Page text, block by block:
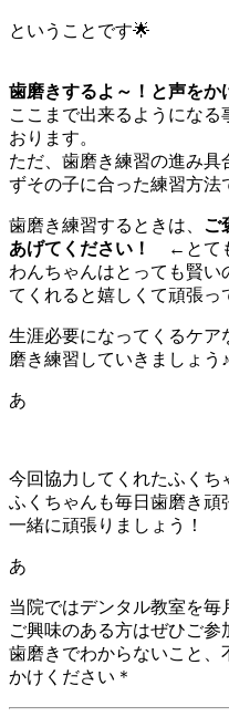
ということです🌟
歯磨きするよ～！と声をか
ここまで出来るようにな
おります。
ただ、歯磨き練習の進み具
ずその子に合った練習方法
歯磨き練習するときは、 ご
あげてください！
←とて
わんちゃんはとっても賢い
てくれると嬉しくて頑張っ
生涯必要になってくるケ
磨き練習していきましょう♪
あ
今回協力してくれたふくち
ふくちゃんも毎日歯磨き頑
一緒に頑張りましょう！
あ
当院ではデンタル教室を毎
ご興味のある方はぜひご参
歯磨きでわからないこと
かけください＊